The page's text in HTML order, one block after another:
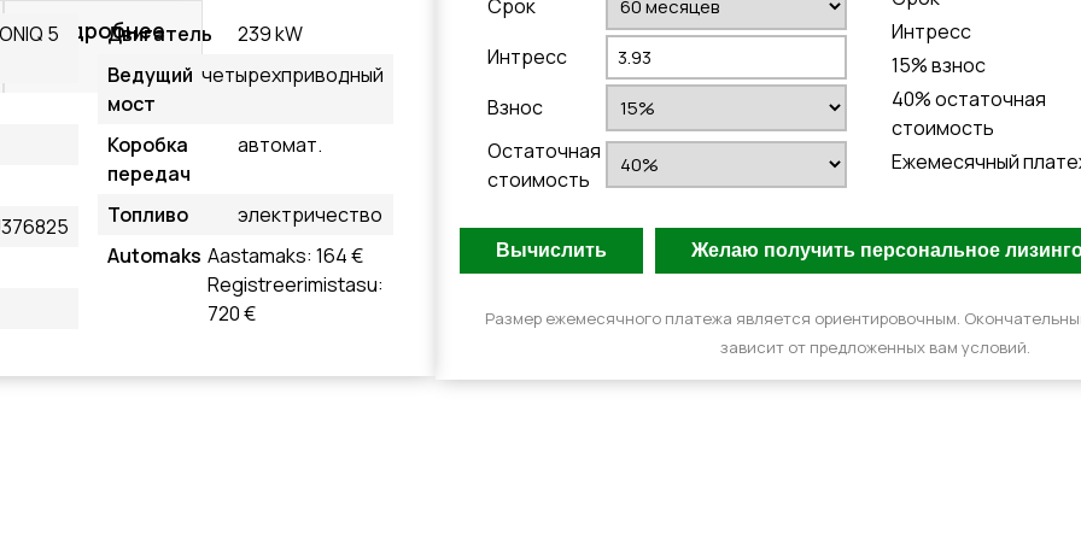
Подробнее
5
Двигатель
239 kW
Ведущий
мост
четырехприводный
Коробка
передач
автомат.
Топливо
электричество
Automaks Aastamaks: 164 €
Registreerimistasu:
720 €
Cрок
Интресс
Взнос
Остаточная
стоимость
Интресс
15% взнос
40% остаточная
стоимость
Ежемесячный
Размер ежемесячного платежа является ориентировочным.
зависит от предложенных вам условий.